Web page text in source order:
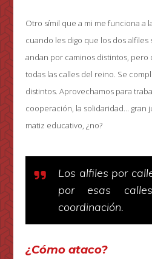
Otro símil que a mi me funciona a
cuando les digo que los dos alfiles
andan por caminos distintos,
todas las calles del reino. Se
distintos. Aprovechamos para
cooperación, la solidaridad… gran
matiz educativo, ¿no?
Los alfiles por
por esas
coordinación.
¿Cómo ataco?